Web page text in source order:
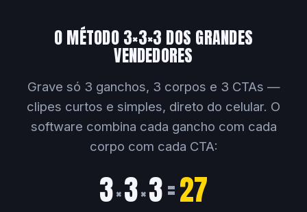
O MÉTODO 3×3×3 DOS GRANDES
VENDEDORES
Grave só 3 ganchos, 3 corpos e 3 CTAs —
clipes curtos e simples, direto do celular. O
software combina cada gancho com cada
corpo com cada CTA:
3×3×3=27